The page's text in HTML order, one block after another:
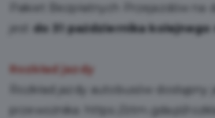
Pakiet Bezpłatnych Przejazdów na
jest do 31 października
Rozkład jazdy
Rozkład jazdy autobusów dostępny
przewoźnika:
https://ztm.gda.pl/